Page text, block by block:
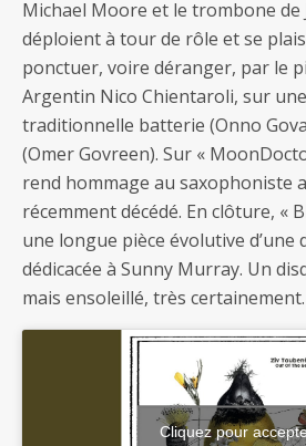
Michael Moore et le trombone de
déploient à tour de rôle et se
ponctuer, voire déranger, par le
Argentin Nico Chientaroli, sur
traditionnelle batterie (Onno
(Omer Govreen). Sur «
rend hommage au saxophoniste
récemment décédé. En clôture, «
une longue pièce évolutive d’une
dédicacée à Sunny Murray. Un
mais ensoleillé, très certainement.
Cliquez pour